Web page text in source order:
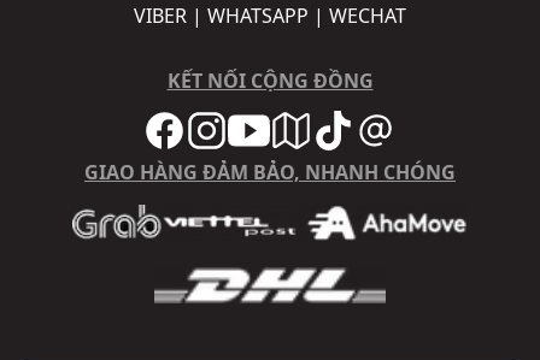
VIBER | WHATSAPP | WECHAT
KẾT NỐI CỘNG ĐỒNG
GIAO HÀNG ĐẢM BẢO, NHANH CHÓNG